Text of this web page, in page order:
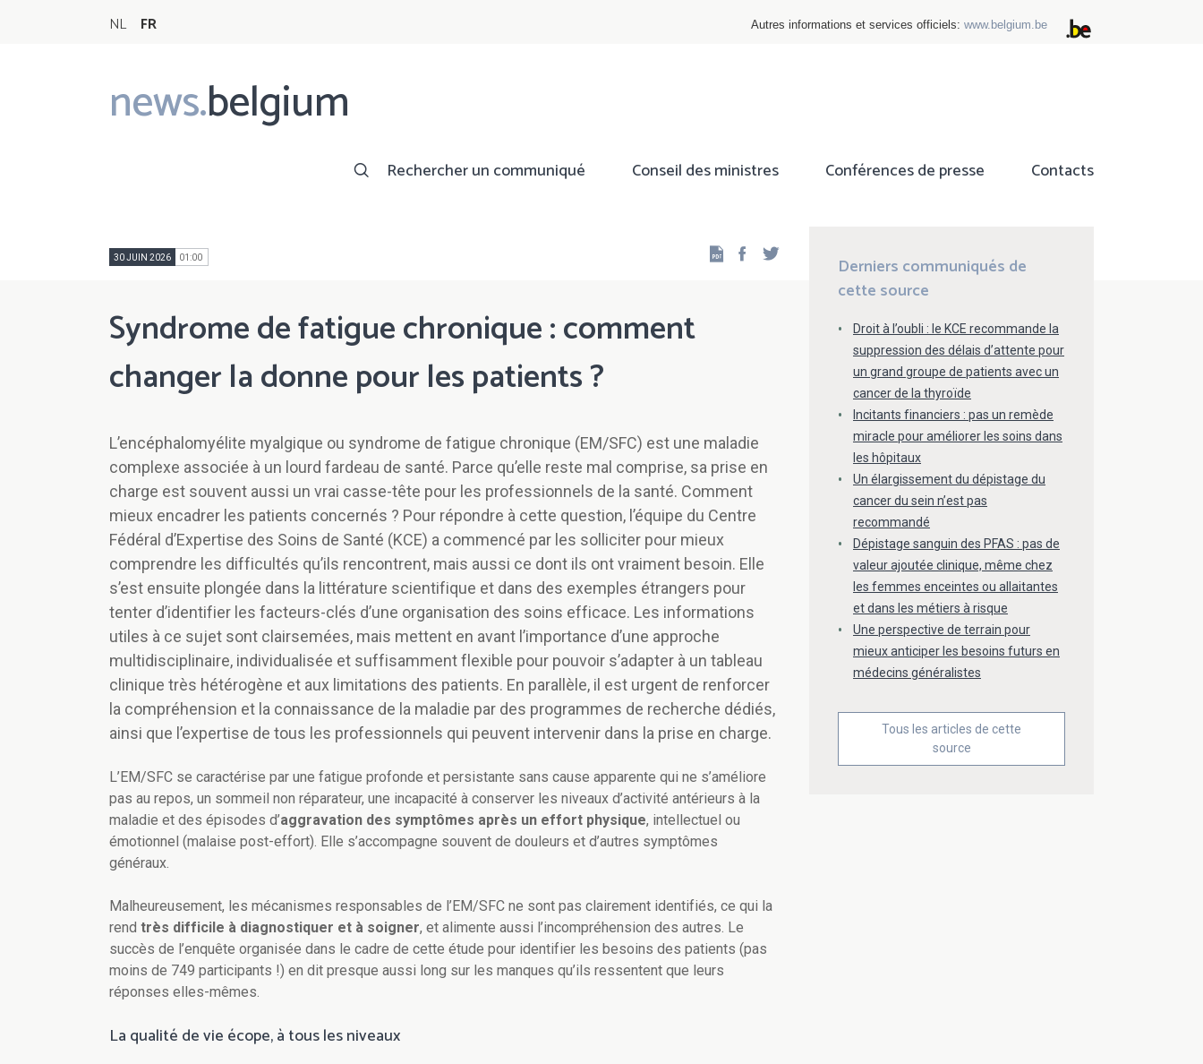
NL FR Autres informations et services officiels: www.belgium.be
news.belgium
Main
navigation
Rechercher un communiqué Conseil des ministres Conférences de presse Contacts
30 JUIN 2026 01:00 Facebook
Syndrome de fatigue chronique : comment
changer la donne pour les patients ?
L’encéphalomyélite myalgique ou syndrome de fatigue chronique (EM/SFC) est une maladie
complexe associée à un lourd fardeau de santé. Parce qu’elle reste mal comprise, sa prise en
charge est souvent aussi un vrai casse-tête pour les professionnels de la santé. Comment
mieux encadrer les patients concernés ? Pour répondre à cette question, l’équipe du Centre
Fédéral d’Expertise des Soins de Santé (KCE) a commencé par les solliciter pour mieux
comprendre les difficultés qu’ils rencontrent, mais aussi ce dont ils ont vraiment besoin. Elle
s’est ensuite plongée dans la littérature scientifique et dans des exemples étrangers pour
tenter d’identifier les facteurs-clés d’une organisation des soins efficace. Les informations
utiles à ce sujet sont clairsemées, mais mettent en avant l’importance d’une approche
multidisciplinaire, individualisée et suffisamment flexible pour pouvoir s’adapter à un tableau
clinique très hétérogène et aux limitations des patients. En parallèle, il est urgent de renforcer
la compréhension et la connaissance de la maladie par des programmes de recherche dédiés,
ainsi que l’expertise de tous les professionnels qui peuvent intervenir dans la prise en charge.
L’EM/SFC se caractérise par une fatigue profonde et persistante sans cause apparente qui ne s’améliore
pas au repos, un sommeil non réparateur, une incapacité à conserver les niveaux d’activité antérieurs à la
maladie et des épisodes d’aggravation des symptômes après un effort physique, intellectuel ou
émotionnel (malaise post-effort). Elle s’accompagne souvent de douleurs et d’autres symptômes
généraux.
Malheureusement, les mécanismes responsables de l’EM/SFC ne sont pas clairement identifiés, ce qui la
rend très difficile à diagnostiquer et à soigner, et alimente aussi l’incompréhension des autres. Le
succès de l’enquête organisée dans le cadre de cette étude pour identifier les besoins des patients (pas
moins de 749 participants !) en dit presque aussi long sur les manques qu’ils ressentent que leurs
réponses elles-mêmes.
La qualité de vie écope, à tous les niveaux
Derniers communiqués de
cette source
Droit à l’oubli : le KCE recommande la
suppression des délais d’attente pour
un grand groupe de patients avec un
cancer de la thyroïde
Incitants financiers : pas un remède
miracle pour améliorer les soins dans
les hôpitaux
Un élargissement du dépistage du
cancer du sein n’est pas
recommandé
Dépistage sanguin des PFAS : pas de
valeur ajoutée clinique, même chez
les femmes enceintes ou allaitantes
et dans les métiers à risque
Une perspective de terrain pour
mieux anticiper les besoins futurs en
médecins généralistes
Tous les articles de cette
source